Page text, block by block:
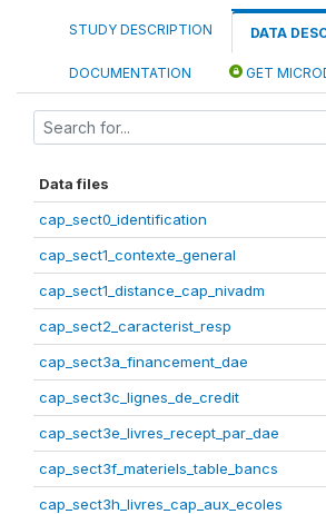
STUDY DESCRIPTION DATA
DOCUMENTATION GET
Data files
cap_sect0_identification
cap_sect1_contexte_general
cap_sect1_distance_cap_nivadm
cap_sect2_caracterist_resp
cap_sect3a_financement_dae
cap_sect3c_lignes_de_credit
cap_sect3e_livres_recept_par_dae
cap_sect3f_materiels_table_bancs
cap_sect3h_livres_cap_aux_ecoles